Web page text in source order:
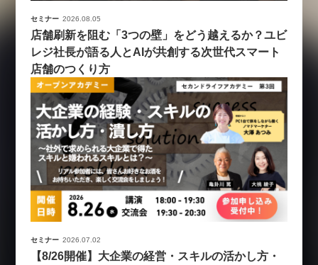
セミナー 2026.08.05
店舗刷新を阻む「3つの壁」をどう越えるか？ユビ
レジ社長が語る人とAIが共創する次世代スマート
店舗のつくり方
セミナー 2026.07.02
【8/26開催】大企業の経営・スキルの活かし方・